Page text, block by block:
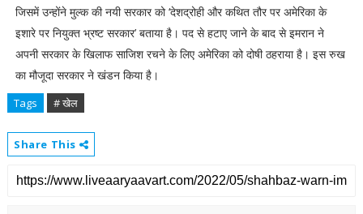
जिसमें उन्होंने मुल्क की नयी सरकार को ‘देशद्रोही और कथित तौर पर अमेरिका के
इशारे पर नियुक्त भ्रष्ट सरकार’ बताया है। पद से हटाए जाने के बाद से इमरान ने
अपनी सरकार के खिलाफ साजिश रचने के लिए अमेरिका को दोषी ठहराया है। इस रुख
का मौजूदा सरकार ने खंडन किया है।
Tags # खेल
Share This